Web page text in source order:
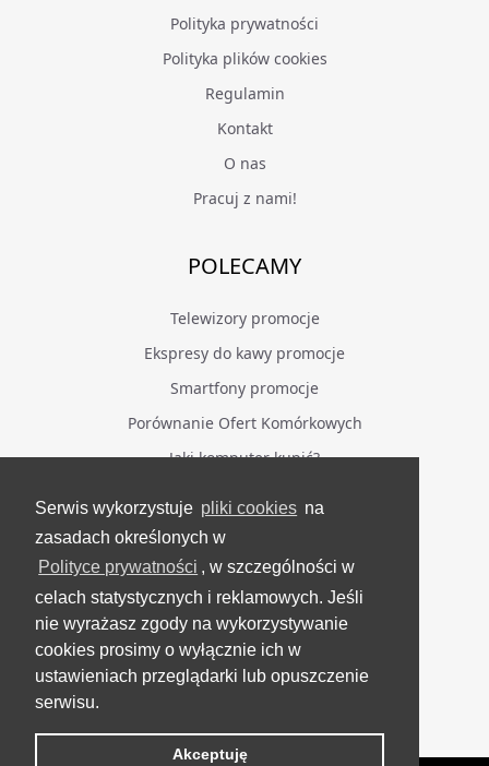
Serwis wykorzystuje pliki cookies na
zasadach określonych w
Polityce prywatności , w szczególności w
celach statystycznych i reklamowych. Jeśli
nie wyrażasz zgody na wykorzystywanie
cookies prosimy o wyłącznie ich w
ustawieniach przeglądarki lub opuszczenie
serwisu.
Akceptuję
Polityka prywatności
Polityka plików cookies
Regulamin
Kontakt
O nas
Pracuj z nami!
POLECAMY
Telewizory promocje
Ekspresy do kawy promocje
Smartfony promocje
Porównanie Ofert Komórkowych
Jaki komputer kupić?
BĄDŹ NA BIEŻĄCO
Facebook
Grupa Testerzy Videotestów
YouTube
Twitter